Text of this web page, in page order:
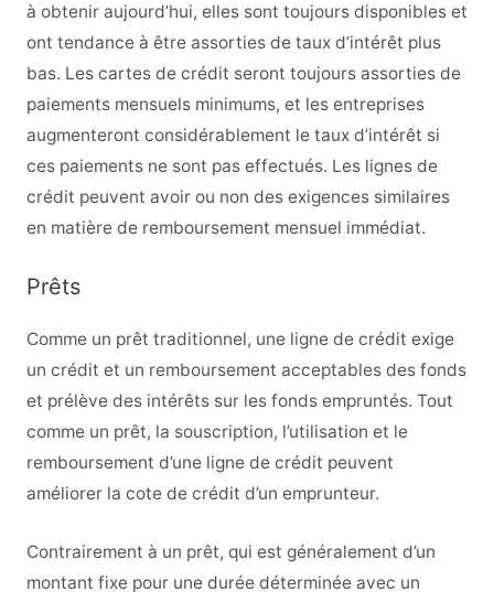
à obtenir aujourd’hui, elles sont toujours disponibles et
ont tendance à être assorties de taux d’intérêt plus
bas. Les cartes de crédit seront toujours assorties de
paiements mensuels minimums, et les entreprises
augmenteront considérablement le taux d’intérêt si
ces paiements ne sont pas effectués. Les lignes de
crédit peuvent avoir ou non des exigences similaires
en matière de remboursement mensuel immédiat.
Prêts
Comme un prêt traditionnel, une ligne de crédit exige
un crédit et un remboursement acceptables des fonds
et prélève des intérêts sur les fonds empruntés. Tout
comme un prêt, la souscription, l’utilisation et le
remboursement d’une ligne de crédit peuvent
améliorer la cote de crédit d’un emprunteur.
Contrairement à un prêt, qui est généralement d’un
montant fixe pour une durée déterminée avec un